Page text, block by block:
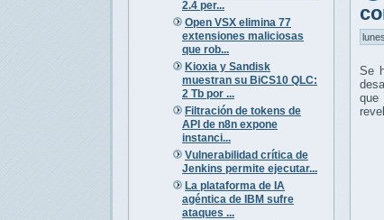
2.4 per...
Open VSX elimina 77
extensiones maliciosas
que rob...
Kioxia y Sandisk
muestran su BiCS10 QLC:
2 Tb por ...
Filtración de tokens de
API de n8n expone
instanci...
Vulnerabilidad crítica de
Jenkins permite ejecutar...
La plataforma de IA
agéntica de IBM sufre
ataques ...
Se
que